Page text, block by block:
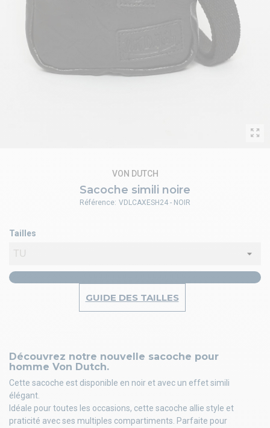
Sacoche simili noire
VON DUTCH
Découvrez notre nouvelle sacoche pour
homme Von Dutch.
Cette sacoche est disponible en noir et avec un effet simili
élégant.
Idéale pour toutes les occasions, cette sacoche allie style et
praticité avec ses multiples compartiments. Parfaite pour
Tailles
GUIDE DES TAILLES
Référence: VDLCAXESH24 - NOIR